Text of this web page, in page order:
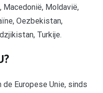
Moldavië,
Oezbekistan,
Turkije.
Europese Unie, sinds